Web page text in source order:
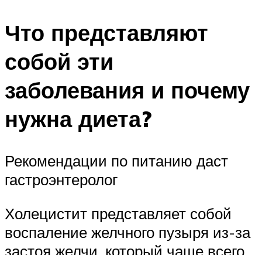
Что представляют
собой эти
заболевания и почему
нужна диета?
Рекомендации по питанию даст
гастроэнтеролог
Холецистит представляет собой
воспаление желчного пузыря из-за
застоя желчи, который чаще всего